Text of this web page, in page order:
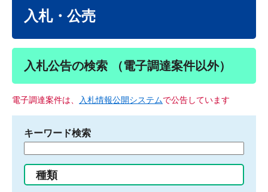
入札・公売
入札公告の検索 （電子調達案件以外）
電子調達案件は、 入札情報公開システムで公告しています
キーワード検索
る
種類